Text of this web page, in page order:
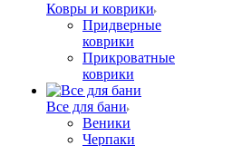
Ковры и коврики
Придверные
коврики
Прикроватные
коврики
Все для бани
Веники
Черпаки